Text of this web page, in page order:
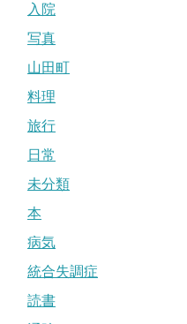
入院
写真
山田町
料理
旅行
日常
未分類
本
病気
統合失調症
読書